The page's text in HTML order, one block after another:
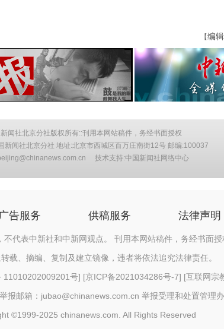
【编
闻社北京分社版权所有::刊用本网站稿件，务经书面授权
新闻社北京分社 地址:北京市西城区百万庄南街12号 邮编:100037
技术支持:中国新闻社网络中心
广告服务 供稿服务 法律声明
代表中新社和中新网观点。 刊用本网站稿件，务经书面授
载、摘编、复制及建立镜像，违者将依法追究法律责任。
11010202009201号] [京ICP备2021034286号-7] [互联网宗
报邮箱：jubao@chinanews.com.cn 举报受理和处置管理
©1999-2025 chinanews.com. All Rights Reserved